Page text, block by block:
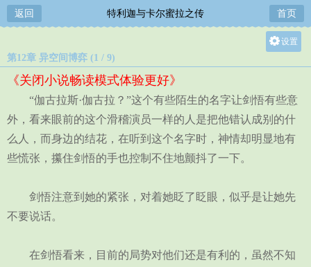
返回 特利迦与卡尔蜜拉之传 首页
设置
中
小
第12章 异空间博弈 (1 / 9)
《关闭小说畅读模式体验更好》
“伽古拉斯·伽古拉？”这个有些陌生的名字让剑悟有些意
外，看来眼前的这个滑稽演员一样的人是把他错认成别的什
么人，而身边的结花，在听到这个名字时，神情却明显地有
些慌张，攥住剑悟的手也控制不住地颤抖了一下。
剑悟注意到她的紧张，对着她眨了眨眼，似乎是让她先
不要说话。
在剑悟看来，目前的局势对他们还是有利的，虽然不知